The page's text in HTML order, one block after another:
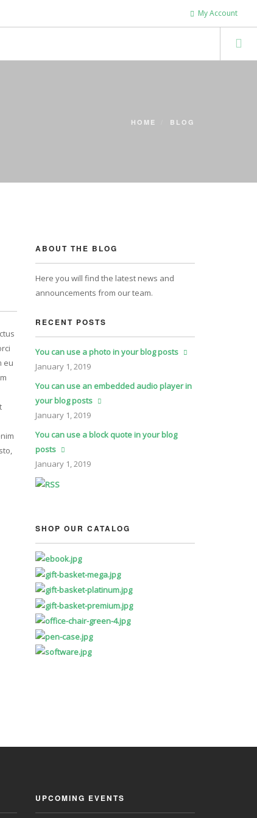
My Account
HOME BLOG
eu
ABOUT THE BLOG
Here you will find the latest news and
announcements from our team.
RECENT POSTS
You can use a photo in your blog posts
January 1, 2019
You can use an embedded audio player in
your blog posts
January 1, 2019
You can use a block quote in your blog
posts
January 1, 2019
SHOP OUR CATALOG
UPCOMING EVENTS